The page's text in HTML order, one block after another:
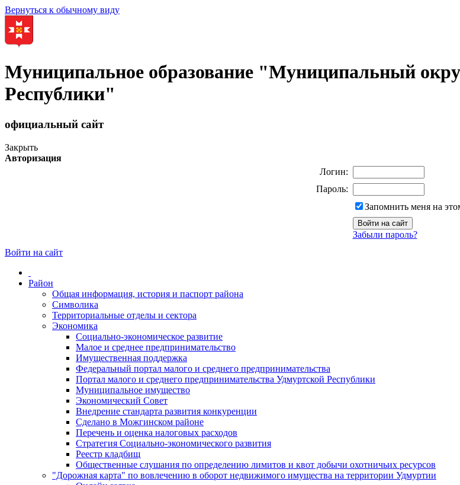
Вернуться к обычному виду
Муниципальное образование "Муниципальный
Республики"
официальный сайт
Закрыть
Авторизация
Логин:
Пароль:
Запомнить меня на
Забыли пароль?
Войти на сайт
Район
Общая информация, история и паспорт района
Символика
Территориальные отделы и сектора
Экономика
Социально-экономическое развитие
Малое и среднее предпринимательство
Имущественная поддержка
Федеральный портал малого и среднего предпринимательства
Портал малого и среднего предпринимательства Удмуртской Республики
Муниципальное имущество
Экономический Совет
Внедрение стандарта развития конкуренции
Сделано в Можгинском районе
Перечень и оценка налоговых расходов
Стратегия Социально-экономического развития
Реестр кладбищ
Общественные слушания по определению лимитов и квот добычи охотничьих ресурсов
"Дорожная карта" по вовлечению в оборот недвижимого имущества на территории Удмуртии